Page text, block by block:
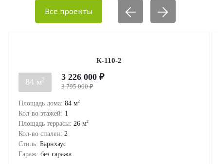
Все проекты
К-110-2
84 м2 3 226 000 ₽
3 795 000 ₽
Площадь дома: 84 м2
Кол-во этажей: 1
Площадь террасы: 26 м2
Кол-во спален: 2
Стиль: Барнхаус
Гараж: без гаража